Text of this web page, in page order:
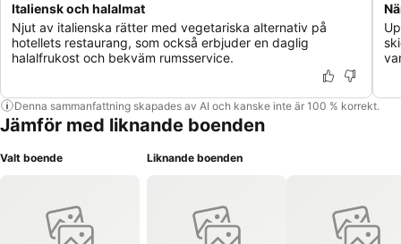
Italiensk och halalmat
Njut av italienska rätter med vegetariska alternativ på
hotellets restaurang, som också erbjuder en daglig
halalfrukost och bekväm rumsservice.
Denna sammanfattning skapades av AI och kanske inte är 100 % korrekt.
Jämför med liknande boenden
Valt boende Liknande boenden